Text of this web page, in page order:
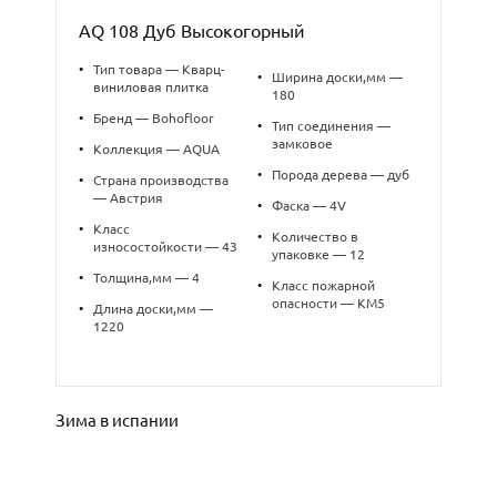
AQ 108 Дуб Высокогорный
•
Тип товара — Кварц-
виниловая плитка
• Бренд — Bohofloor
• Коллекция — AQUA
•
Страна производства
— Австрия
•
Класс
износостойкости — 43
• Толщина,мм — 4
•
Длина доски,мм —
1220
•
Ширина доски,мм —
180
•
Тип соединения —
замковое
• Порода дерева — дуб
• Фаска — 4V
•
Количество в
упаковке — 12
•
Класс пожарной
опасности — КМ5
Зима в испании